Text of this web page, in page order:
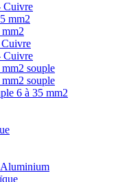
Cuivre
mm2
Cuivre
souple
souple
6 à 35 mm2
Aluminium